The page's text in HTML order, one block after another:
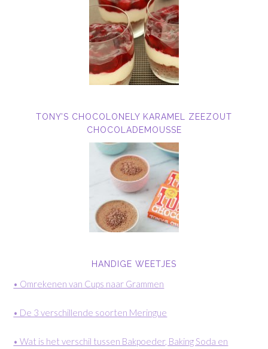
TONY’S CHOCOLONELY KARAMEL ZEEZOUT
CHOCOLADEMOUSSE
HANDIGE WEETJES
• Omrekenen van Cups naar Grammen
• De 3 verschillende soorten Meringue
• Wat is het verschil tussen Bakpoeder, Baking Soda en